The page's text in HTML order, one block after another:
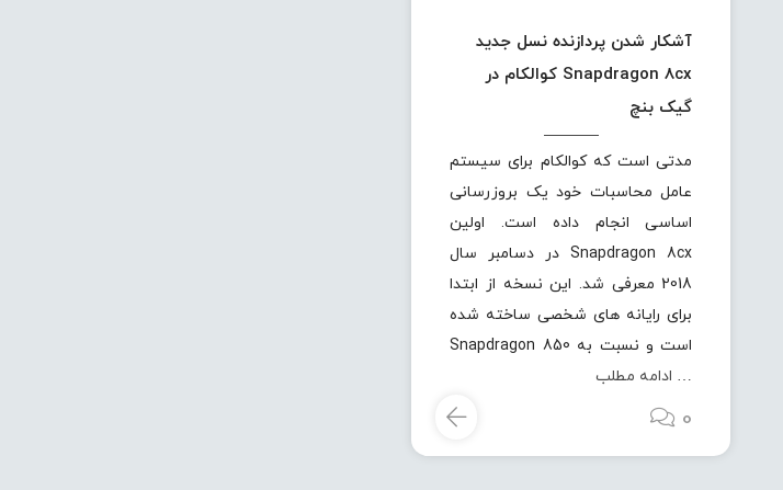
آشکار شدن پردازنده نسل جدید
Snapdragon 8cx کوالکام در
گیک بنچ
مدتی است که کوالکام برای سیستم
عامل محاسبات خود یک بروزرسانی
اساسی انجام داده است. اولین
Snapdragon 8cx در دسامبر سال
2018 معرفی شد. این نسخه از ابتدا
برای رایانه های شخصی ساخته شده
است و نسبت به Snapdragon 850
… ادامه مطلب
0